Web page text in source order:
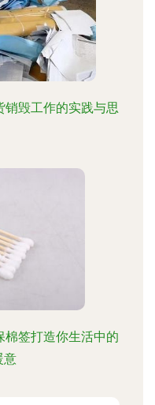
销毁工作的实践与思
棉签打造你生活中的
意